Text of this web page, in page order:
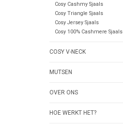
Cosy Cashmy Sjaals
Cosy Triangle Sjaals
Cosy Jersey Sjaals
Cosy 100% Cashmere Sjaals
COSY V-NECK
MUTSEN
OVER ONS
HOE WERKT HET?